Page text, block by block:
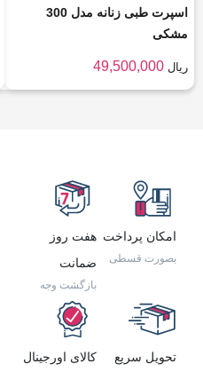
اسپرت طبی زنانه مدل 300
مشکی
49,500,000 ریال
امکان پرداخت
بصورت قسطی
هفت روز
ضمانت
بازگشت وجه
تحویل سریع کالای اورجینال